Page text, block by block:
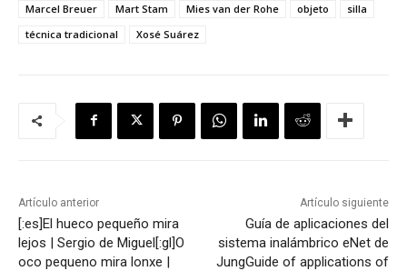
Marcel Breuer Mart Stam Mies van der Rohe objeto
silla
técnica tradicional
Xosé Suárez
Artículo anterior
[:es]El hueco pequeño mira
lejos | Sergio de Miguel[:gl]O
oco pequeno mira lonxe |
Artículo siguiente
Guía de aplicaciones del
sistema inalámbrico eNet de
JungGuide of applications of